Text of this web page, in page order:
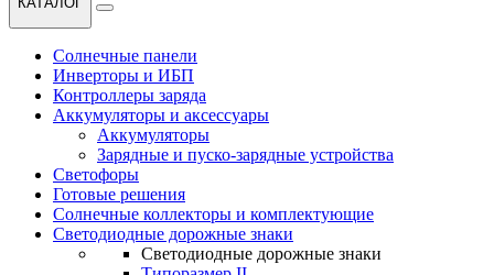
Солнечные панели
Инверторы и ИБП
Контроллеры заряда
Аккумуляторы и аксессуары
Аккумуляторы
Зарядные и пуско-зарядные устройства
Светофоры
Готовые решения
Солнечные коллекторы и комплектующие
Светодиодные дорожные знаки
Светодиодные дорожные знаки